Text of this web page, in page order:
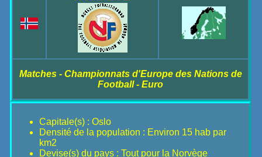
Matches - Championnats d'Europe des Nations de
Football - Euro
Capitale(s) : Oslo
Densité de la population : Environ 15 hab par
km2
Devise(s) du pays : Tout pour la Norvège